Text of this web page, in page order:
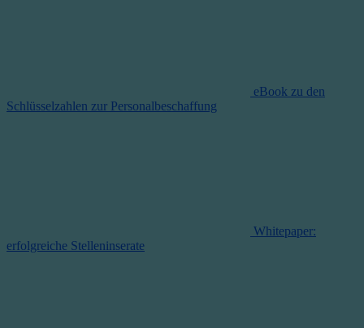
eBook zu den
Schlüsselzahlen zur Personalbeschaffung
Whitepaper:
erfolgreiche Stelleninserate